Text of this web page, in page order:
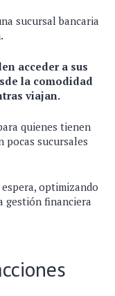
sucursal bancaria
acceder a sus
la comodidad
viajan.
quienes tienen
pocas sucursales
optimizando
gestión financiera